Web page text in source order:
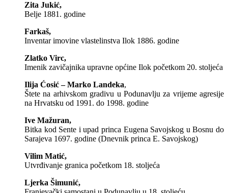
Zita Jukić,
Belje 1881. godine
Farkaš,
Inventar imovine vlastelinstva Ilok 1886. godine
Zlatko Virc,
Imenik zavičajnika upravne općine Ilok početkom 20. stoljeća
Ilija Ćosić – Marko Landeka,
Štete na arhivskom gradivu u Podunavlju za vrijeme agresije
na Hrvatsku od 1991. do 1998. godine
Ive Mažuran,
Bitka kod Sente i upad princa Eugena Savojskog u Bosnu do
Sarajeva 1697. godine (Dnevnik princa E. Savojskog)
Vilim Matić,
Utvrđivanje granica početkom 18. stoljeća
Ljerka Šimunić,